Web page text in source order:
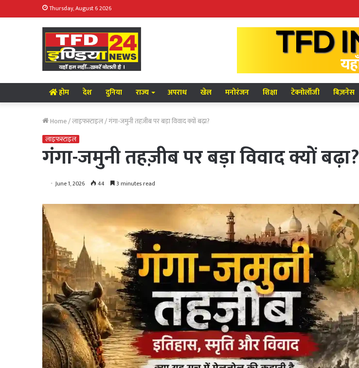
Thursday, August 6 2026
होम देश दुनिया राज्य अपराध खेल मनोरंजन शिक्षा टेक्नोलॉजी बिज़नेस
Home/लाइफस्टाइल/गंगा-जमुनी तहज़ीब पर बड़ा विवाद क्यों बढ़ा?
लाइफस्टाइल
गंगा-जमुनी तहज़ीब पर बड़ा विवाद क्यों बढ़ा?
June 1, 2026 44 3 minutes read